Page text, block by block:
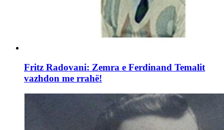
Fritz Radovani: Zemra e Ferdinand Temalit
vazhdon me rrahë!